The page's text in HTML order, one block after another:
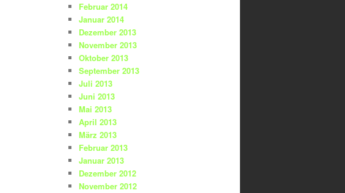
Februar 2014
Januar 2014
Dezember 2013
November 2013
Oktober 2013
September 2013
Juli 2013
Juni 2013
Mai 2013
April 2013
März 2013
Februar 2013
Januar 2013
Dezember 2012
November 2012